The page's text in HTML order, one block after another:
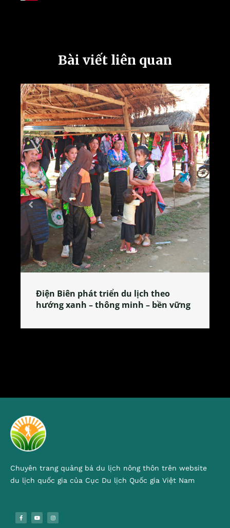
Bài viết liên quan
Làng làm bánh tẻ Phú Nhi – nơi lan
tỏa đặc sản xứ Đoài
Chuyên trang quảng bá du lịch nông thôn trên website
du lịch quốc gia của Cục Du lịch Quốc gia Việt Nam